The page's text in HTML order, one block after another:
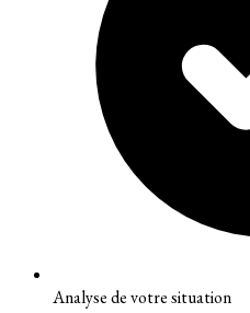
Analyse de votre situation